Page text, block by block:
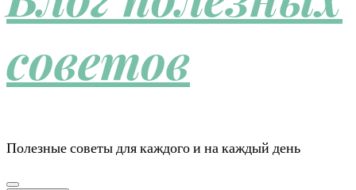
советов
Полезные советы для каждого и на каждый день